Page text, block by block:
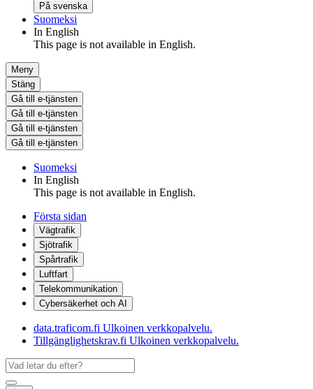
På svenska
Suomeksi
In English
This page is not available in English.
Meny
Stäng
Gå till e-tjänsten
Gå till e-tjänsten
Gå till e-tjänsten
Gå till e-tjänsten
Suomeksi
In English
This page is not available in English.
Första sidan
Vägtrafik
Sjötrafik
Spårtrafik
Luftfart
Telekommunikation
Cybersäkerhet och AI
data.traficom.fi Ulkoinen verkkopalvelu.
Tillgänglighetskrav.fi Ulkoinen verkkopalvelu.